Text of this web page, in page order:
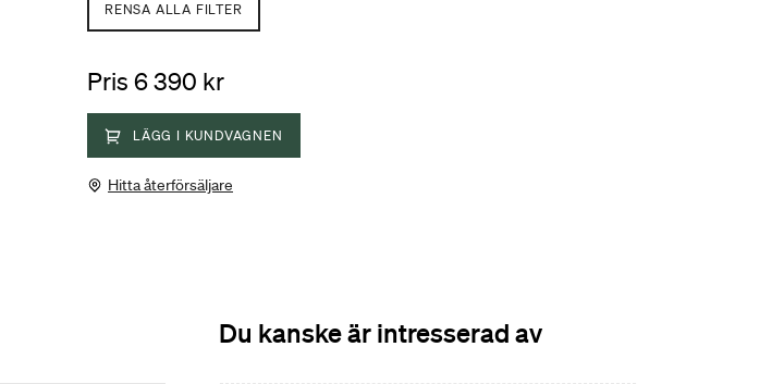
RENSA ALLA FILTER
Pris 6 390 kr
LÄGG I KUNDVAGNEN
Hitta återförsäljare
Du kanske är intresserad av